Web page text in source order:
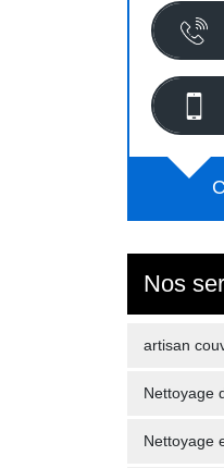
Nos
artisan
Nettoyage
Nettoyage